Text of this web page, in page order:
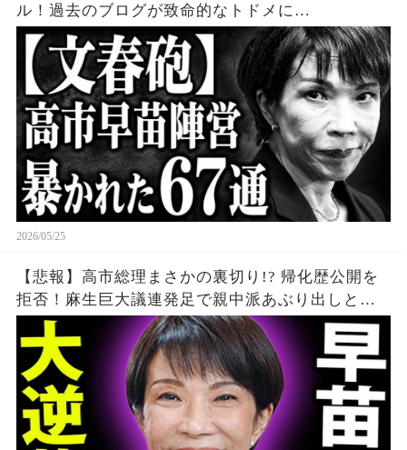
ル！過去のブログが致命的なトドメに…
2026/05/25
【悲報】高市総理まさかの裏切り!? 帰化歴公開を
拒否！麻生巨大議連発足で親中派あぶり出しと沖
縄の闇 えりざべす